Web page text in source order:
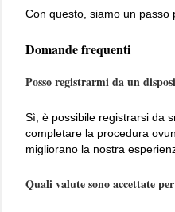
Con questo, siamo un passo
Domande frequenti
Posso registrarmi da un
Sì, è possibile registrarsi da
completare la procedura
migliorano la nostra
Quali valute sono accettate